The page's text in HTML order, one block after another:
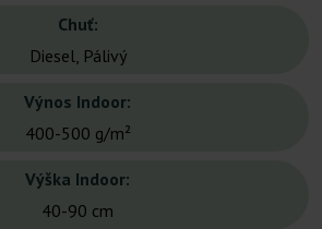
Chuť:
Diesel, Pálivý
Výnos Indoor:
400-500 g/m²
Výška Indoor:
40-90 cm